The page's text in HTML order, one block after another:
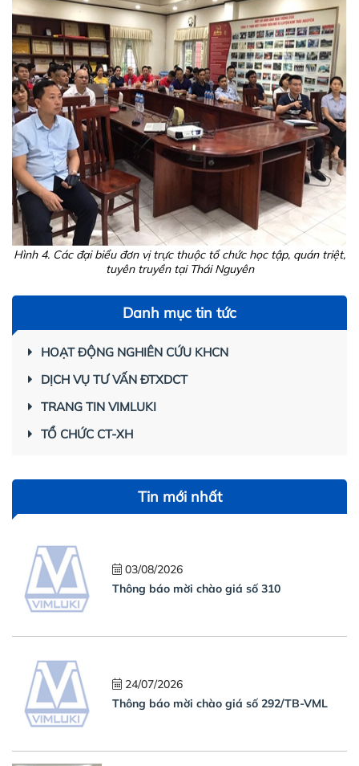
Hình 4. Các đại biểu đơn vị trực thuộc tổ chức học tập, quán triệt,
tuyên truyền tại Thái Nguyên
Danh mục tin tức
HOẠT ĐỘNG NGHIÊN CỨU KHCN
DỊCH VỤ TƯ VẤN ĐTXDCT
TRANG TIN VIMLUKI
TỔ CHỨC CT-XH
Tin mới nhất
03/08/2026
Thông báo mời chào giá số 310
24/07/2026
Thông báo mời chào giá số 292/TB-VML